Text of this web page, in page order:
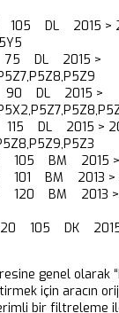
105 DL 2015 >
75 DL 2015 >
90 DL 2015 >
115 DL 2015 >
105 BM 2015
101 BM 2013
120 BM 2013 >
120 105 DK
genel olarak
için aracın
bir filtreleme